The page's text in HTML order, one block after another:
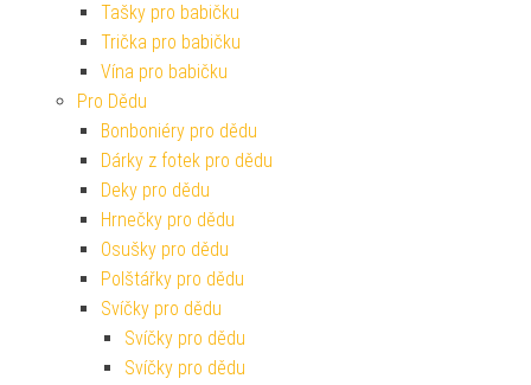
Tašky pro babičku
Trička pro babičku
Vína pro babičku
Pro Dědu
Bonboniéry pro dědu
Dárky z fotek pro dědu
Deky pro dědu
Hrnečky pro dědu
Osušky pro dědu
Polštářky pro dědu
Svíčky pro dědu
Svíčky pro dědu
Svíčky pro dědu